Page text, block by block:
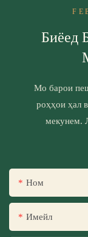
Биёед
Мо барои
роҳҳои ҳал
мекунем.
Ном
Имейл